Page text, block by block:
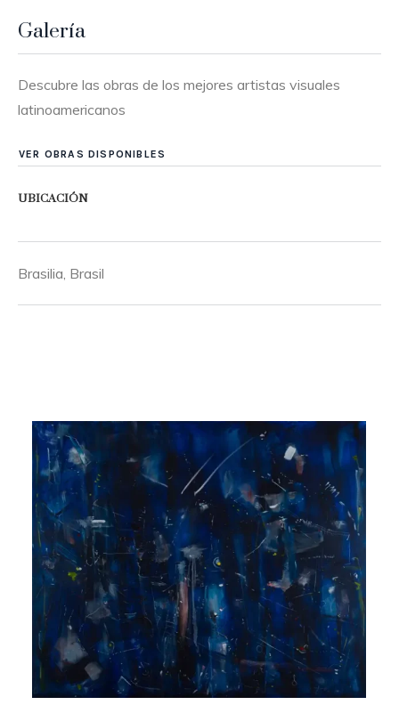
Galería
Descubre las obras de los mejores artistas visuales
latinoamericanos
VER OBRAS DISPONIBLES
UBICACIÓN
Brasilia, Brasil